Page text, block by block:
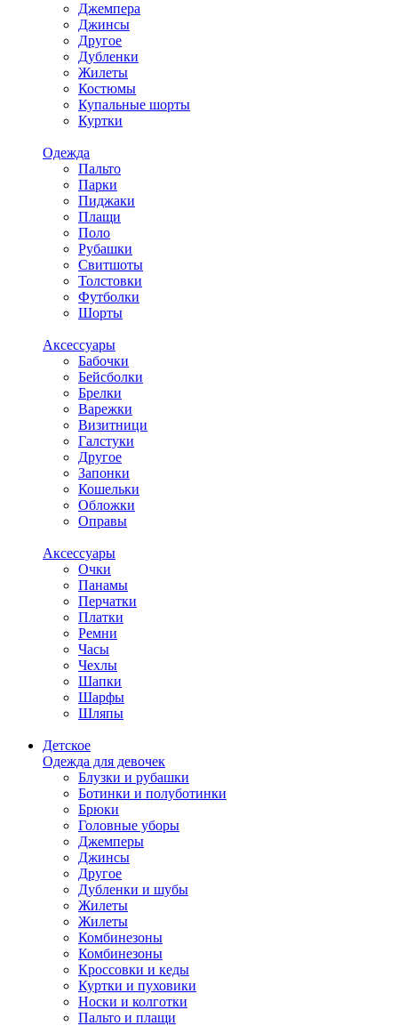
Джемпера
Джинсы
Другое
Дубленки
Жилеты
Костюмы
Купальные шорты
Куртки
Одежда
Пальто
Парки
Пиджаки
Плащи
Поло
Рубашки
Свитшоты
Толстовки
Футболки
Шорты
Аксессуары
Бабочки
Бейсболки
Брелки
Варежки
Визитници
Галстуки
Другое
Запонки
Кошельки
Обложки
Оправы
Аксессуары
Очки
Панамы
Перчатки
Платки
Ремни
Часы
Чехлы
Шапки
Шарфы
Шляпы
Детское
Одежда для девочек
Блузки и рубашки
Ботинки и полуботинки
Брюки
Головные уборы
Джемперы
Джинсы
Другое
Дубленки и шубы
Жилеты
Жилеты
Комбинезоны
Комбинезоны
Кроссовки и кеды
Куртки и пуховики
Носки и колготки
Пальто и плащи